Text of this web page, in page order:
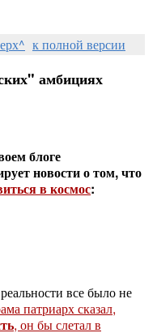
к полной версии
амбициях
блоге
новости о том, что
в космос:
все было не
патриарх сказал,
, он бы слетал в